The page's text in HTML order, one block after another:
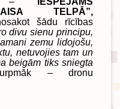
TELPĀ”,
šādu rīcības
divu sienu principu,
zemu lidojošu,
netuvojies tam un
beigām tiks sniegta
– dronu